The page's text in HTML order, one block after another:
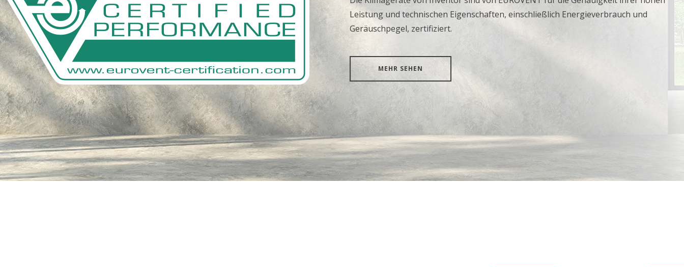
Leistung und technischen Eigenschaften, einschließlich Energieverbrauch und
Geräuschpegel, zertifiziert.
MEHR SEHEN